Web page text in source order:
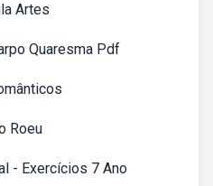
Artes
Quaresma Pdf
Roeu
- Exercícios 7 Ano